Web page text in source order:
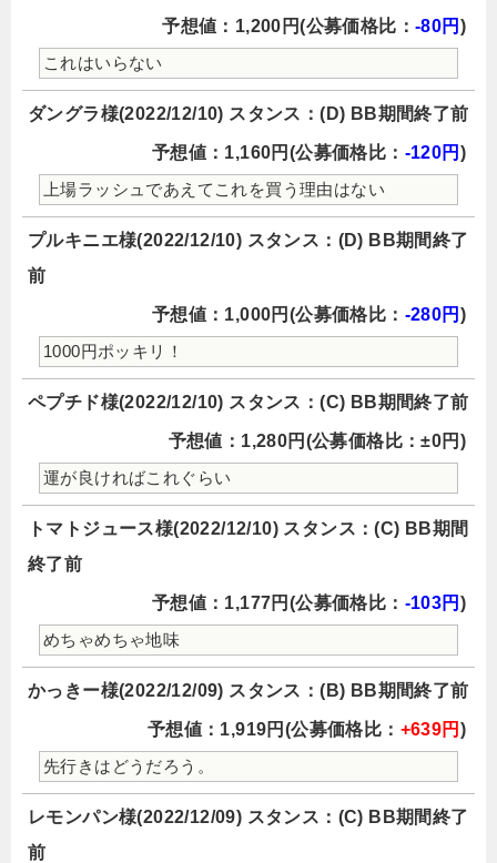
予想値：1,200円(公募価格比： -80円 )
これはいらない
ダングラ様(2022/12/10) スタンス：(D) BB期間終了前
予想値：1,160円(公募価格比： -120円 )
上場ラッシュであえてこれを買う理由はない
プルキニエ様(2022/12/10) スタンス：(D) BB期間終了
前
予想値：1,000円(公募価格比： -280円 )
1000円ポッキリ！
ペプチド様(2022/12/10) スタンス：(C) BB期間終了前
予想値：1,280円(公募価格比：±0円)
運が良ければこれぐらい
トマトジュース様(2022/12/10) スタンス：(C) BB期間
終了前
予想値：1,177円(公募価格比： -103円 )
めちゃめちゃ地味
かっきー様(2022/12/09) スタンス：(B) BB期間終了前
予想値：1,919円(公募価格比： +639円 )
先行きはどうだろう。
レモンパン様(2022/12/09) スタンス：(C) BB期間終了
前